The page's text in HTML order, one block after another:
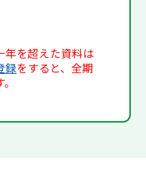
年を超えた資料は
録をすると、全期